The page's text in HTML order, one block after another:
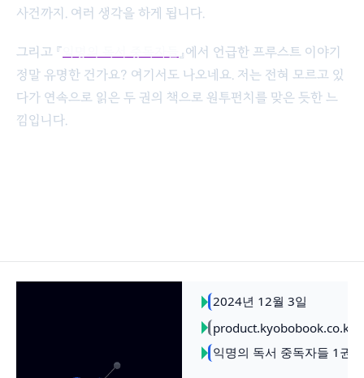
사건까지. 여러 생각을 하게 됩니다.
그리고 『
』에서 언급한 프루스트 이야기
정말 유명한 건가요? 여기서도 나오네요. 저는 전혀 모르고 있
다가 연속으로 읽은 두 권의 책으로 원투펀치를 맞은 듯한 느
낌입니다.